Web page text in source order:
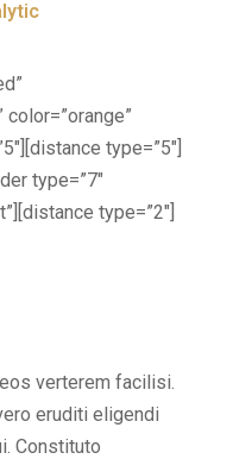
color=”orange”
type=”5″]
type=”7″
type=”2″]
verterem facilisi.
eruditi eligendi
Constituto